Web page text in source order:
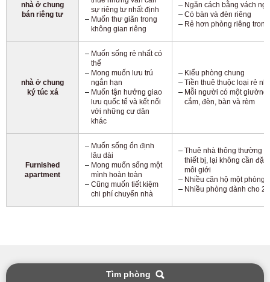
nhà ở chung
bán riêng tư
sự riêng tư nhất định
Muốn thư giãn trong
không gian riêng
Ngăn cách bằng vách
Có bàn và đèn riêng
Rẻ hơn phòng riêng
nhà ở chung
ký túc xá
Muốn sống rẻ nhất có
thể
Mong muốn lưu trú
ngắn hạn
Muốn tận hưởng giao
lưu quốc tế và kết nối
với những cư dân
khác
Kiểu phòng chung
Tiền thuê thuộc loại rẻ
Mỗi người có một giường
cắm, đèn, bàn và rèm
Furnished
apartment
Muốn sống ổn định
lâu dài
Mong muốn sống một
mình hoàn toàn
Cũng muốn tiết kiệm
chi phí chuyển nhà
Thuê nhà thông thường
thiết bị, lại không cần đặt
môi giới
Nhiều căn hộ một phòng
Nhiều phòng dành cho 2
Tìm phòng